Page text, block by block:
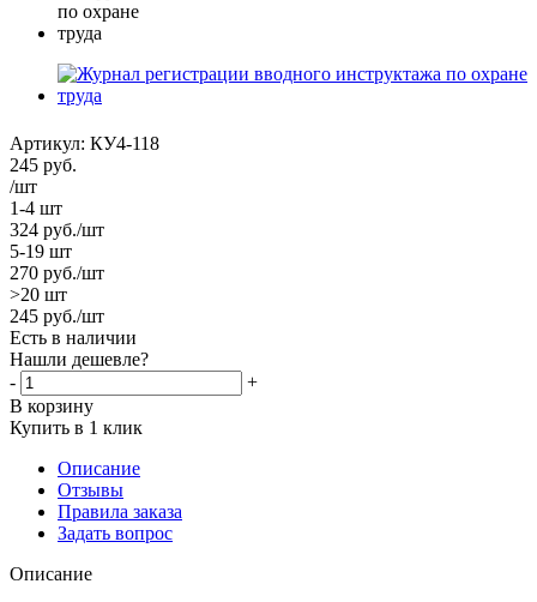
Артикул: КУ4-118
245 руб.
/шт
1-4 шт
324 руб./шт
5-19 шт
270 руб./шт
>20 шт
245 руб./шт
Есть в наличии
Нашли дешевле?
-
+
В корзину
Купить в 1 клик
Описание
Отзывы
Правила заказа
Задать вопрос
Описание